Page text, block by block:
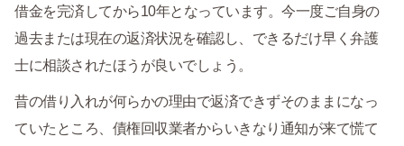
借金を完済してから10年となっています。今一度ご自身の
過去または現在の返済状況を確認し、できるだけ早く弁護
士に相談されたほうが良いでしょう。
昔の借り入れが何らかの理由で返済できずそのままになっ
ていたところ、債権回収業者からいきなり通知が来て慌て